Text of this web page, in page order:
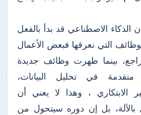
الذكاء الاصطناعي قد بدأ بالفعل
التي نعرفها فبعض الأعمال
بينما ظهرت وظائف جديدة
في تحليل البيانات،
الابتكاري ، وهذا لا يعني أن
بالآلة، بل إن دوره سيتحول من